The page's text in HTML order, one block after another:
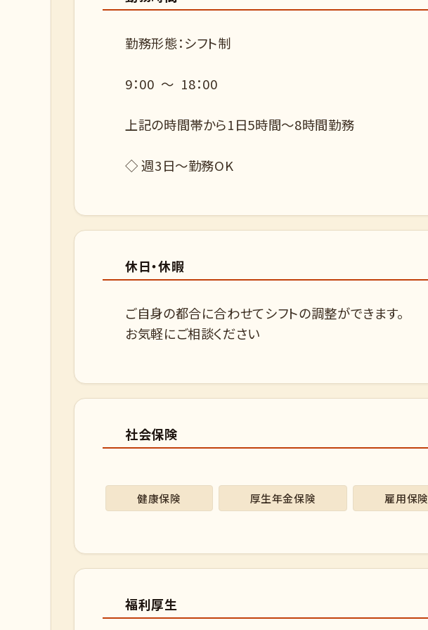
勤務形態：シフト制
9：00 ～ 18：00
上記の時間帯から1日5時間～8時間勤務
◇ 週3日～勤務OK
休日・休暇
ご自身の都合に合わせてシフトの調整ができます。
お気軽にご相談ください
社会保険
健康保険 厚生年金保険 雇用保険
福利厚生